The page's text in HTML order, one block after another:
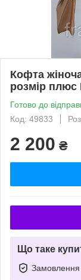
Кофта
розмір плюс
Готово до
Код: 49833
2 200 ₴
Що таке
Замовлення